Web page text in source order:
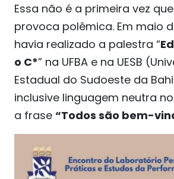
Essa não é a primeira vez
provoca polêmica. Em maio
havia realizado a palestra “
o C*” na UFBA e na UESB
Estadual do Sudoeste da
inclusive linguagem neutra
a frase “Todos são bem-